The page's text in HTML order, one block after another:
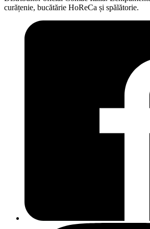
curățenie, bucătărie HoReCa și spălătorie.